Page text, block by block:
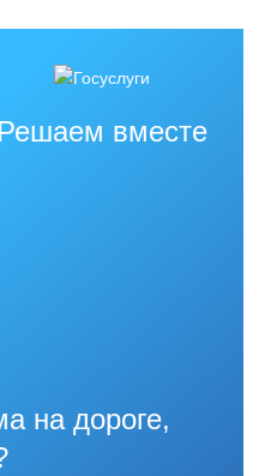
Решаем вместе
на дороге,